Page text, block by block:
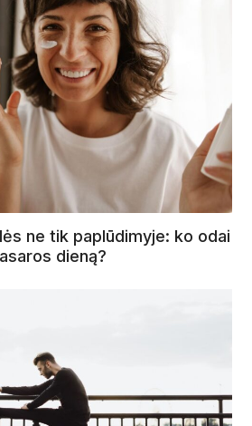
ne tik paplūdimyje: ko odai
dieną?